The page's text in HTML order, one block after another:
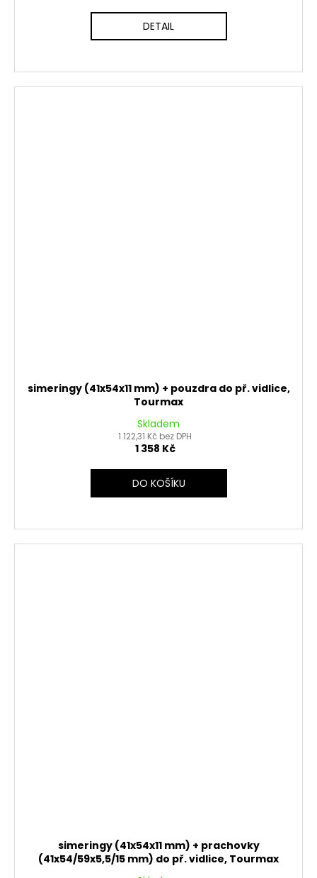
DETAIL
simeringy (41x54x11 mm) + pouzdra do př. vidlice,
Tourmax
Skladem
1 122,31 Kč bez DPH
1 358 Kč
DO KOŠÍKU
simeringy (41x54x11 mm) + prachovky
(41x54/59x5,5/15 mm) do př. vidlice, Tourmax